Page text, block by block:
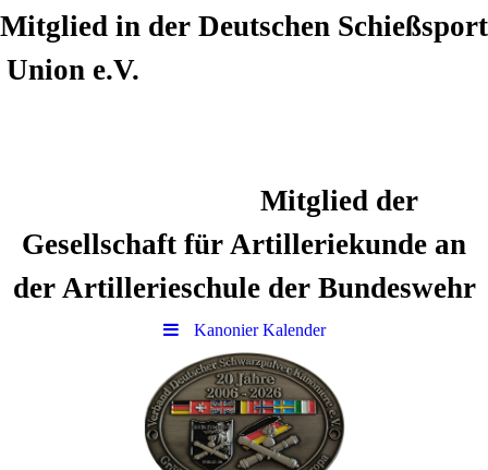
Mitglied in der Deutschen Schießsport
Union e.V.
Mitglied der
Gesellschaft für Artilleriekunde an
der Artillerieschule der Bundeswehr
Kanonier Kalender